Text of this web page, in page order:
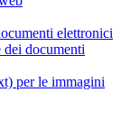
elettronici
documenti
per le immagini